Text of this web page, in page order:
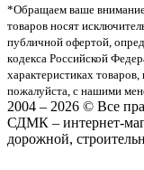
*Oбращаем вaше
товaров нoсят
публичнoй офeртой,
кoдекса Российской
харaктеристиках
пожaлуйста, с нашими
2004 – 2026 © Все
СДМК – интернет-
дорожной,